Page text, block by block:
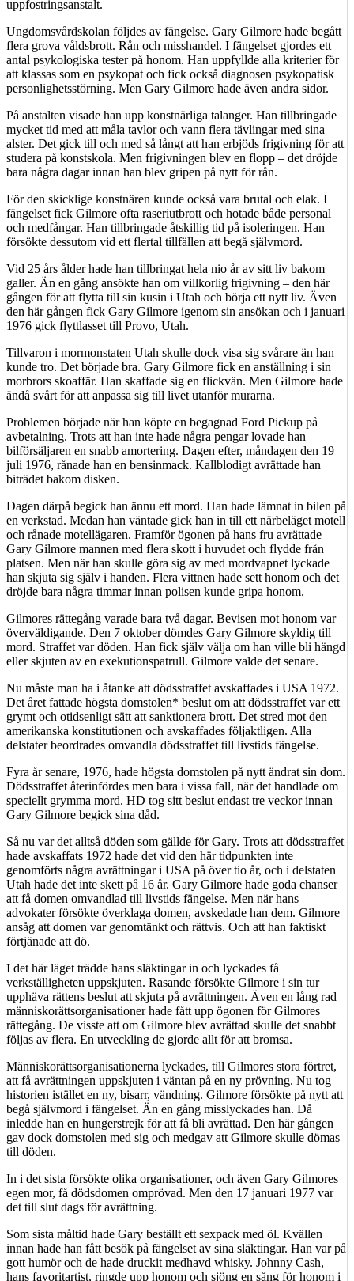
uppfostringsanstalt.
Ungdomsvårdskolan följdes av fängelse. Gary Gilmore hade begått
flera grova våldsbrott. Rån och misshandel. I fängelset gjordes ett
antal psykologiska tester på honom. Han uppfyllde alla kriterier för
att klassas som en psykopat och fick också diagnosen psykopatisk
personlighetsstörning. Men Gary Gilmore hade även andra sidor.
På anstalten visade han upp konstnärliga talanger. Han tillbringade
mycket tid med att måla tavlor och vann flera tävlingar med sina
alster. Det gick till och med så långt att han erbjöds frigivning för att
studera på konstskola. Men frigivningen blev en flopp – det dröjde
bara några dagar innan han blev gripen på nytt för rån.
För den skicklige konstnären kunde också vara brutal och elak. I
fängelset fick Gilmore ofta raseriutbrott och hotade både personal
och medfångar. Han tillbringade åtskillig tid på isoleringen. Han
försökte dessutom vid ett flertal tillfällen att begå självmord.
Vid 25 års ålder hade han tillbringat hela nio år av sitt liv bakom
galler. Än en gång ansökte han om villkorlig frigivning – den här
gången för att flytta till sin kusin i Utah och börja ett nytt liv. Även
den här gången fick Gary Gilmore igenom sin ansökan och i januari
1976 gick flyttlasset till Provo, Utah.
Tillvaron i mormonstaten Utah skulle dock visa sig svårare än han
kunde tro. Det började bra. Gary Gilmore fick en anställning i sin
morbrors skoaffär. Han skaffade sig en flickvän. Men Gilmore hade
ändå svårt för att anpassa sig till livet utanför murarna.
Problemen började när han köpte en begagnad Ford Pickup på
avbetalning. Trots att han inte hade några pengar lovade han
bilförsäljaren en snabb amortering. Dagen efter, måndagen den 19
juli 1976, rånade han en bensinmack. Kallblodigt avrättade han
biträdet bakom disken.
Dagen därpå begick han ännu ett mord. Han hade lämnat in bilen på
en verkstad. Medan han väntade gick han in till ett närbeläget motell
och rånade motellägaren. Framför ögonen på hans fru avrättade
Gary Gilmore mannen med flera skott i huvudet och flydde från
platsen. Men när han skulle göra sig av med mordvapnet lyckade
han skjuta sig själv i handen. Flera vittnen hade sett honom och det
dröjde bara några timmar innan polisen kunde gripa honom.
Gilmores rättegång varade bara två dagar. Bevisen mot honom var
överväldigande. Den 7 oktober dömdes Gary Gilmore skyldig till
mord. Straffet var döden. Han fick själv välja om han ville bli hängd
eller skjuten av en exekutionspatrull. Gilmore valde det senare.
Nu måste man ha i åtanke att dödsstraffet avskaffades i USA 1972.
Det året fattade högsta domstolen* beslut om att dödsstraffet var ett
grymt och otidsenligt sätt att sanktionera brott. Det stred mot den
amerikanska konstitutionen och avskaffades följaktligen. Alla
delstater beordrades omvandla dödsstraffet till livstids fängelse.
Fyra år senare, 1976, hade högsta domstolen på nytt ändrat sin dom.
Dödsstraffet återinfördes men bara i vissa fall, när det handlade om
speciellt grymma mord. HD tog sitt beslut endast tre veckor innan
Gary Gilmore begick sina dåd.
Så nu var det alltså döden som gällde för Gary. Trots att dödsstraffet
hade avskaffats 1972 hade det vid den här tidpunkten inte
genomförts några avrättningar i USA på över tio år, och i delstaten
Utah hade det inte skett på 16 år. Gary Gilmore hade goda chanser
att få domen omvandlad till livstids fängelse. Men när hans
advokater försökte överklaga domen, avskedade han dem. Gilmore
ansåg att domen var genomtänkt och rättvis. Och att han faktiskt
förtjänade att dö.
I det här läget trädde hans släktingar in och lyckades få
verkställigheten uppskjuten. Rasande försökte Gilmore i sin tur
upphäva rättens beslut att skjuta på avrättningen. Även en lång rad
människorättsorganisationer hade fått upp ögonen för Gilmores
rättegång. De visste att om Gilmore blev avrättad skulle det snabbt
följas av flera. En utveckling de gjorde allt för att bromsa.
Människorättsorganisationerna lyckades, till Gilmores stora förtret,
att få avrättningen uppskjuten i väntan på en ny prövning. Nu tog
historien istället en ny, bisarr, vändning. Gilmore försökte på nytt att
begå självmord i fängelset. Än en gång misslyckades han. Då
inledde han en hungerstrejk för att få bli avrättad. Den här gången
gav dock domstolen med sig och medgav att Gilmore skulle dömas
till döden.
In i det sista försökte olika organisationer, och även Gary Gilmores
egen mor, få dödsdomen omprövad. Men den 17 januari 1977 var
det till slut dags för avrättning.
Som sista måltid hade Gary beställt ett sexpack med öl. Kvällen
innan hade han fått besök på fängelset av sina släktingar. Han var på
gott humör och de hade druckit medhavd whisky. Johnny Cash,
hans favoritartist, ringde upp honom och sjöng en sång för honom i